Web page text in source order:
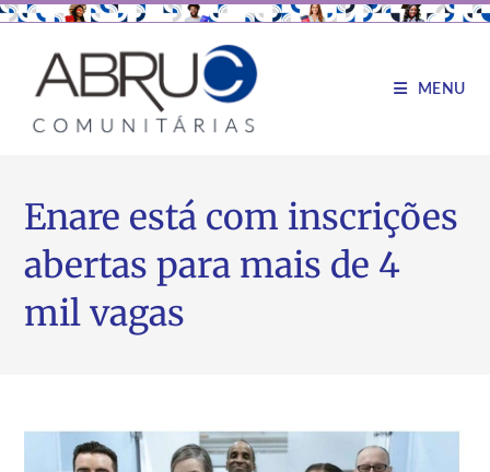
MENU
Enare está com inscrições
abertas para mais de 4
mil vagas